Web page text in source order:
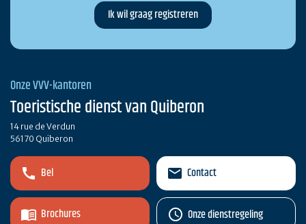
Onze VVV-kantoren
Toeristische dienst van Quiberon
14 rue de Verdun
56170 Quiberon
Bel
Brochures
Contact
Onze dienstregeling